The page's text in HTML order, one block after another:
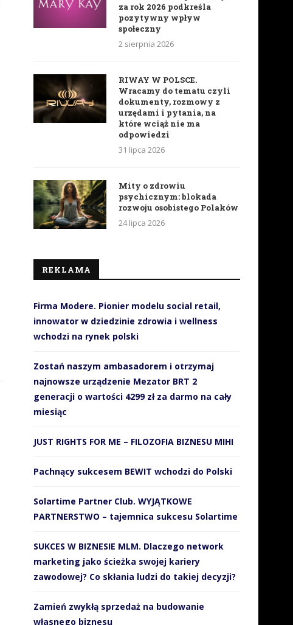
Szkoły zawodowe i techniczne
za pan brat z...
3 grudnia 2018
Klienci chcą być
26 października 2018
za rok 2026 podkreśla
pozytywny wpływ
społeczny
2 sierpnia 2026
RIWAY W POLSCE.
Wracamy do tematu czyli
dokumenty, rozmowy z
urzędami i pytania, na
które wciąż nie ma
odpowiedzi
31 lipca 2026
Mity o zdrowiu
psychicznym: blokada
rozwoju osobistego Polaków
24 lipca 2026
REKLAMA
Firma Modere. Pionier modelu social retail,
innowator w dziedzinie zdrowia i wellness
wchodzi na rynek polski
Zostań naszym ambasadorem i otrzymaj
najnowsze urządzenie Mezator BRT 2
generacji o wartości 4299 zł za darmo na cały
miesiąc
JUST RIGHTS FOR ME – FILOZOFIA BIZNESU MIHI
Pachnący sukcesem BEWIT wchodzi do Polski
Solartime Partner Club. WYJĄTKOWE
PARTNERSTWO – tajemnica sukcesu Solartime
SUKCES W BIZNESIE MLM. Dlaczego network
marketing jako ścieżka swojej kariery
zawodowej? Co skłania ludzi do takiej decyzji?
Zamień zwykłą sprzedaż na budowanie
własnego biznesu